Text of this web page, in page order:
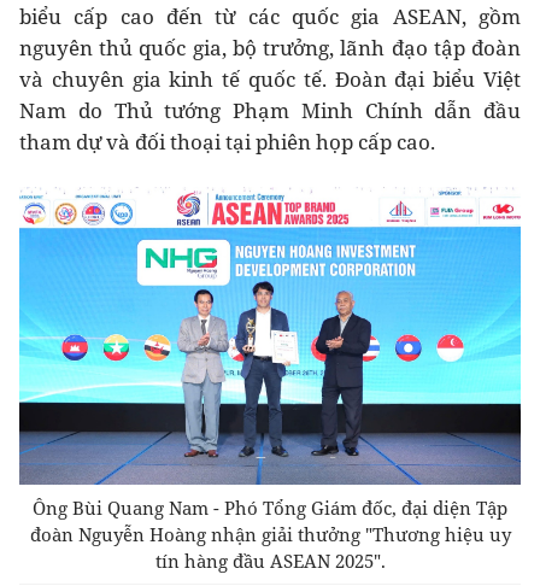
biểu cấp cao đến từ các quốc gia ASEAN, gồm
nguyên thủ quốc gia, bộ trưởng, lãnh đạo tập đoàn
và chuyên gia kinh tế quốc tế. Đoàn đại biểu Việt
Nam do Thủ tướng Phạm Minh Chính dẫn đầu
tham dự và đối thoại tại phiên họp cấp cao.
Ông Bùi Quang Nam - Phó Tổng Giám đốc, đại diện Tập
đoàn Nguyễn Hoàng nhận giải thưởng "Thương hiệu uy
tín hàng đầu ASEAN 2025".